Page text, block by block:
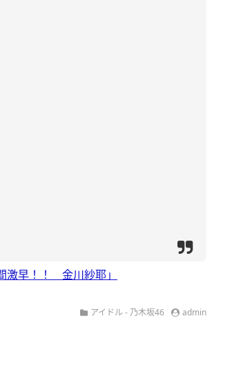
激早！！ 金川紗耶」
アイドル - 乃木坂46 admin